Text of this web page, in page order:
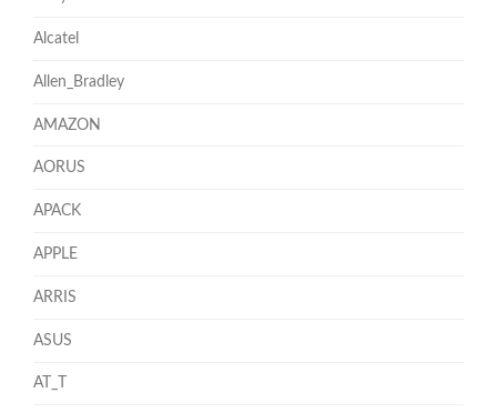
Alcatel
Allen_Bradley
AMAZON
AORUS
APACK
APPLE
ARRIS
ASUS
AT_T